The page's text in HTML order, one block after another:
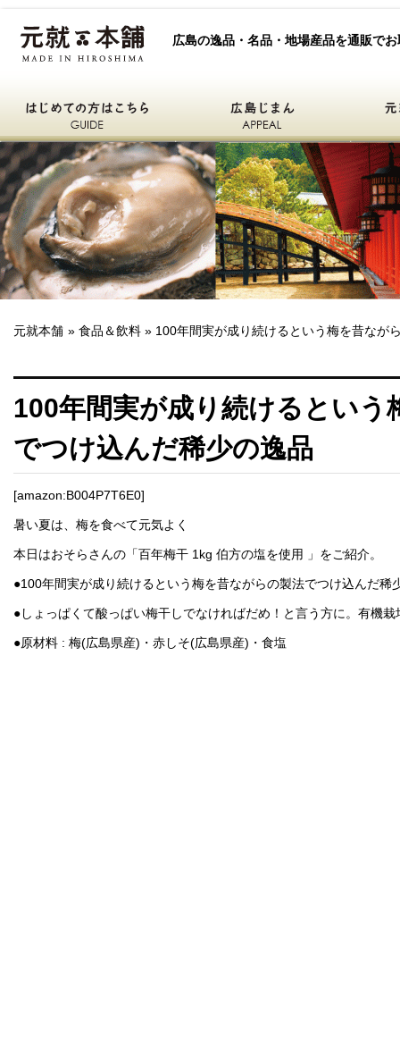
元就本舗
広島の逸品・名品・地場産品を通販で
ひろしまええもん
元就本舗 » 食品＆飲料 » 100年間実が成り続けるという梅を昔なが
100年間実が成り続けるという
でつけ込んだ稀少の逸品
[amazon:B004P7T6E0]
暑い夏は、梅を食べて元気よく
本日はおそらさんの「百年梅干 1kg 伯方の塩を使用 」をご紹介。
●100年間実が成り続けるという梅を昔ながらの製法でつけ込んだ稀
●しょっぱくて酸っぱい梅干しでなければだめ！と言う方に。有機
●原材料 : 梅(広島県産)・赤しそ(広島県産)・食塩